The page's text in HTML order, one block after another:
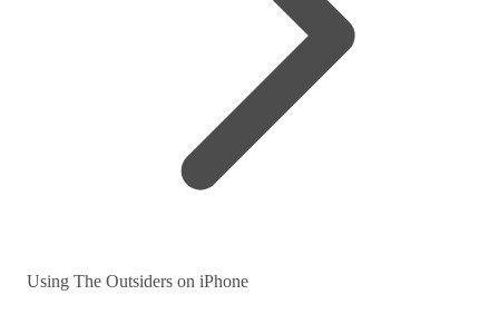
Using The Outsiders on iPhone